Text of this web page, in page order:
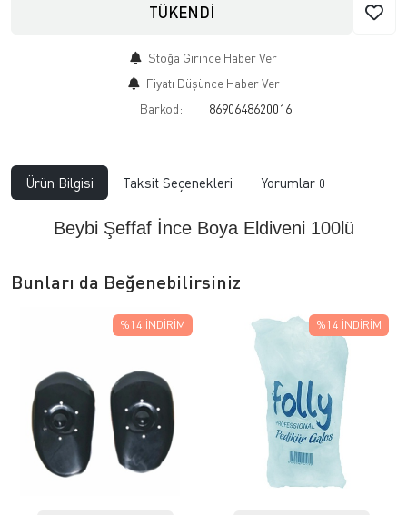
TÜKENDİ
Stoğa Girince Haber Ver
Fiyatı Düşünce Haber Ver
Barkod:
8690648620016
Ürün Bilgisi Taksit Seçenekleri Yorumlar 0
Beybi Şeffaf İnce Boya Eldiveni 100lü
Bunları da Beğenebilirsiniz
%14 İNDIRIM %14 İNDIRIM